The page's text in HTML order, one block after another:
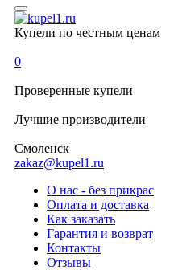
Купели по честным ценам
0
Проверенные купели
Лучшие производители
Смоленск
zakaz@kupel1.ru
О нас - без прикрас
Оплата и доставка
Как заказать
Гарантия и возврат
Контакты
Отзывы